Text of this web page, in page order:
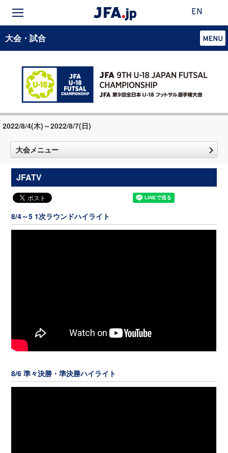
EN
大会・試合
2022/8/4(木)～2022/8/7(日)
大会メニュー
JFATV
8/4～5 1次ラウンドハイライト
8/6 準々決勝・準決勝ハイライト